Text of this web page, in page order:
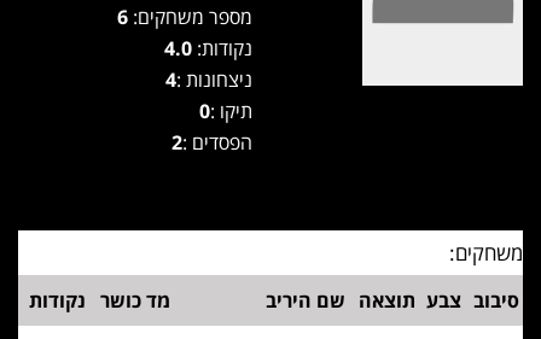
מספר משחקים:
נקודות: 4.0
ניצחונות :4
תיקו :0
הפסדים :2
משחקים:
סיבוב צבע תוצאה שם היריב מד כושר נקודות